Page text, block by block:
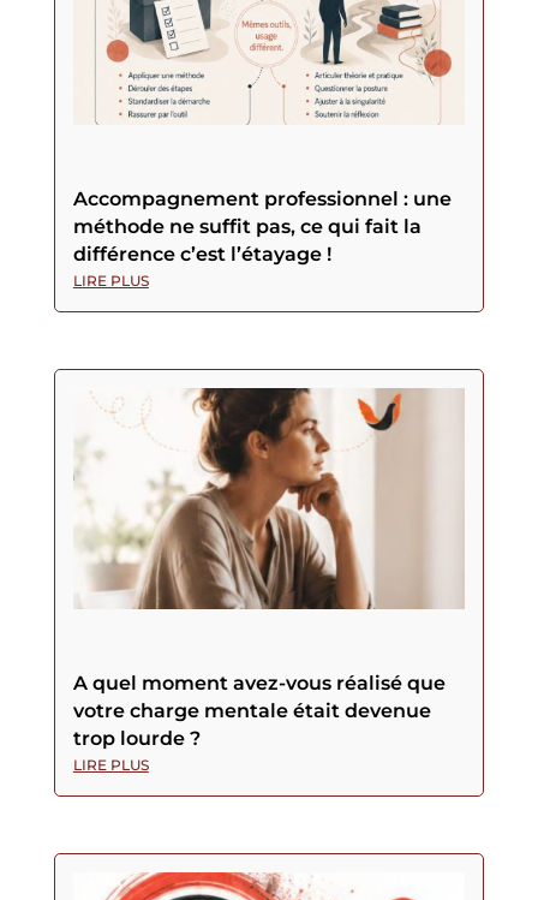
Accompagnement professionnel : une
méthode ne suffit pas, ce qui fait la
différence c’est l’étayage !
LIRE PLUS
A quel moment avez-vous réalisé que
votre charge mentale était devenue
trop lourde ?
LIRE PLUS